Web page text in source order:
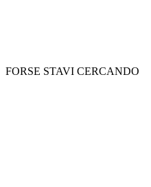
FORSE STAVI CERCANDO